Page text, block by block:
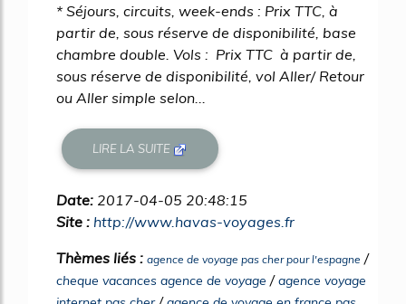
* Séjours, circuits, week-ends : Prix TTC, à
partir de, sous réserve de disponibilité, base
chambre double. Vols : Prix TTC à partir de,
sous réserve de disponibilité, vol Aller/ Retour
ou Aller simple selon...
LIRE LA SUITE
Date: 2017-04-05 20:48:15
Site : http://www.havas-voyages.fr
Thèmes liés : agence de voyage pas cher pour l'espagne /
cheque vacances agence de voyage /agence voyage